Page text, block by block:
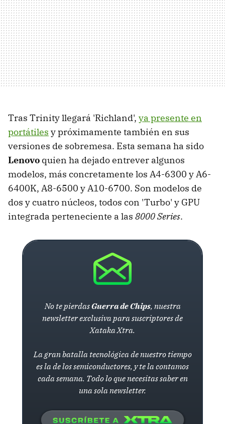
Tras Trinity llegará 'Richland', ya presente en
portátiles y próximamente también en sus
versiones de sobremesa. Esta semana ha sido
Lenovo quien ha dejado entrever algunos
modelos, más concretamente los A4-6300 y A6-
6400K, A8-6500 y A10-6700. Son modelos de
dos y cuatro núcleos, todos con 'Turbo' y GPU
integrada perteneciente a las 8000 Series.
No te pierdasGuerra de Chips, nuestra
newsletter exclusiva para suscriptores de
Xataka Xtra.
La gran batalla tecnológica de nuestro tiempo
es la de los semiconductores, y te la contamos
cada semana. Todo lo que necesitas saber en
una sola newsletter.